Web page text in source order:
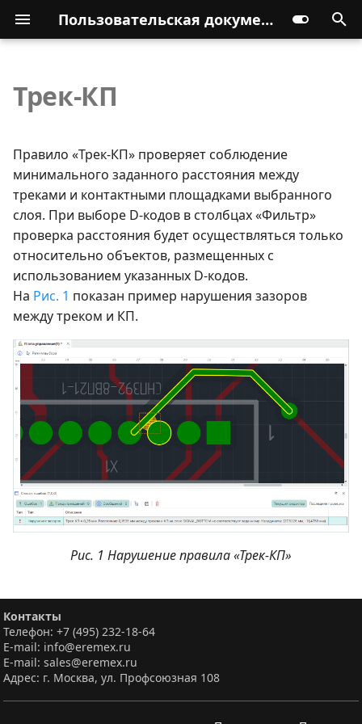
Пользовательская документация
Трек-КП
Правило «Трек-КП» проверяет соблюдение
минимального заданного расстояния между
треками и контактными площадками выбранного
слоя. При выборе D-кодов в столбцах «Фильтр»
проверка расстояния будет осуществляться только
относительно объектов, размещенных с
использованием указанных D-кодов.
На Рис. 1 показан пример нарушения зазоров
между треком и КП.
Рис. 1 Нарушение правила «Трек-КП»
Контакты
Телефон: +7 (495) 232-18-64
E-mail: info@eremex.ru
E-mail: sales@eremex.ru
Адрес: г. Москва, ул. Профсоюзная 108